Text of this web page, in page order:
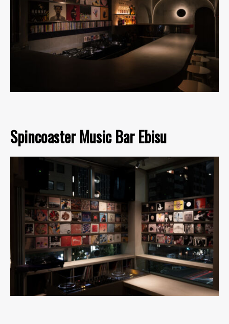
Spincoaster Music Bar Ebisu